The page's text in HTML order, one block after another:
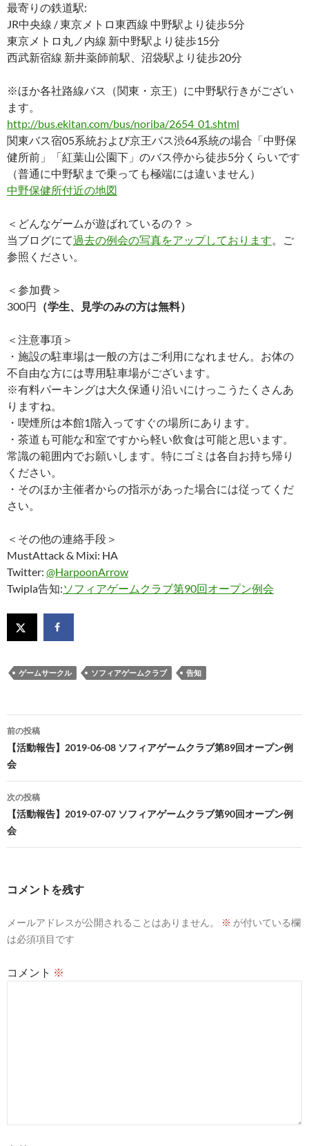
最寄りの鉄道駅:
JR中央線 / 東京メトロ東西線 中野駅より徒歩5分
東京メトロ丸ノ内線 新中野駅より徒歩15分
西武新宿線 新井薬師前駅、沼袋駅より徒歩20分
※ほか各社路線バス（関東・京王）に中野駅行きがござい
ます。
http://bus.ekitan.com/bus/noriba/2654_01.shtml
関東バス宿05系統および京王バス渋64系統の場合「中野保
健所前」「紅葉山公園下」のバス停から徒歩5分くらいです
（普通に中野駅まで乗っても極端には違いません）
中野保健所付近の地図
＜どんなゲームが遊ばれているの？＞
当ブログにて過去の例会の写真をアップしております。ご
参照ください。
＜参加費＞
300円
（学生、見学のみの方は無料）
＜注意事項＞
・施設の駐車場は一般の方はご利用になれません。お体の
不自由な方には専用駐車場がございます。
※有料パーキングは大久保通り沿いにけっこうたくさんあ
りますね。
・喫煙所は本館1階入ってすぐの場所にあります。
・茶道も可能な和室ですから軽い飲食は可能と思います。
常識の範囲内でお願いします。特にゴミは各自お持ち帰り
ください。
・そのほか主催者からの指示があった場合には従ってくだ
さい。
＜その他の連絡手段＞
MustAttack & Mixi: HA
Twitter: @HarpoonArrow
Twipla告知:ソフィアゲームクラブ第90回オープン例会
ゲームサークル ソフィアゲームクラブ 告知
投
稿
ナ
ビ
ゲ
ー
ョ
ン
前の投稿
【活動報告】2019-06-08 ソフィアゲームクラブ第89回オープン例
会
次の投稿
【活動報告】2019-07-07 ソフィアゲームクラブ第90回オープン例
会
コメントを残す
メールアドレスが公開されることはありません。 ※ が付いている欄
は必須項目です
コメント ※